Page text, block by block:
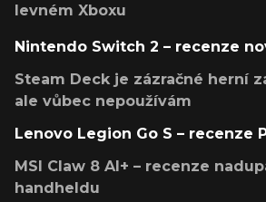
levném Xboxu
Nintendo Switch 2 – recenze
Steam Deck je zázračné herní
ale vůbec nepoužívám
Lenovo Legion Go S – recenze
MSI Claw 8 AI+ – recenze
handheldu